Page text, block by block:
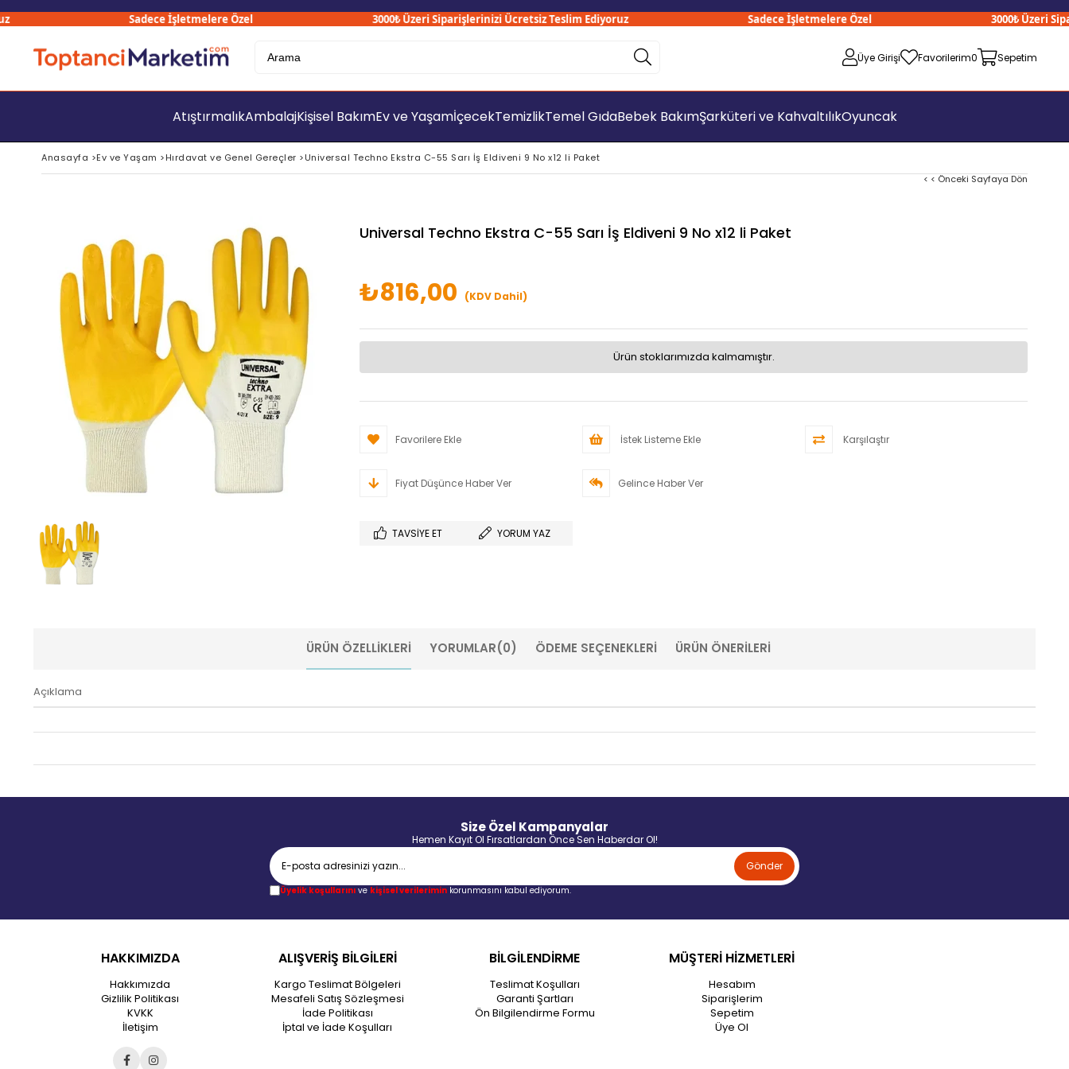
Sadece İşletmelere Özel 3000₺ Üzeri Siparişlerinizi Ücretsiz Teslim Ediyoruz Sadece İşletmelere Özel 3000₺ Üzeri
Üye Girişi Favorilerim0 Sepetim
AtıştırmalıkAmbalajKişisel BakımEv ve YaşamİçecekTemizlikTemel GıdaBebek BakımŞarküteri ve KahvaltılıkOyuncak
Anasayfa >Ev ve Yaşam >Hırdavat ve Genel Gereçler >Universal Techno Ekstra C-55 Sarı İş Eldiveni 9 No x12 li Paket
< < Önceki Sayfaya Dön
Universal Techno Ekstra C-55 Sarı İş Eldiveni 9 No x12 li Paket
₺816,00 (KDV Dahil)
Ürün stoklarımızda kalmamıştır.
Favorilere Ekle İstek Listeme Ekle Karşılaştır
Fiyat Düşünce Haber Ver Gelince Haber Ver
TAVSIYE ET YORUM YAZ
ÜRÜN ÖZELLIKLERI YORUMLAR(0) ÖDEME SEÇENEKLERI ÜRÜN ÖNERILERI
Açıklama
Size Özel Kampanyalar
Hemen Kayıt Ol Fırsatlardan Önce Sen Haberdar Ol!
Gönder
Üyelik koşullarınıve kişisel verileriminkorunmasını kabul ediyorum.
HAKKIMIZDA
Hakkımızda
Gizlilik Politikası
KVKK
İletişim
ALIŞVERİŞ BİLGİLERİ
Kargo Teslimat Bölgeleri
Mesafeli Satış Sözleşmesi
İade Politikası
İptal ve İade Koşulları
BİLGİLENDİRME
Teslimat Koşulları
Garanti Şartları
Ön Bilgilendirme Formu
MÜŞTERİ HİZMETLERİ
Hesabım
Siparişlerim
Sepetim
Üye Ol